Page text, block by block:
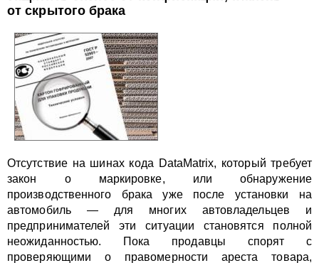
от скрытого брака
Отсутствие на шинах кода DataMatrix, который требует
закон о маркировке, или обнаружение
производственного брака уже после установки на
автомобиль — для многих автовладельцев и
предпринимателей эти ситуации становятся полной
неожиданностью. Пока продавцы спорят с
проверяющими о правомерности ареста товара,